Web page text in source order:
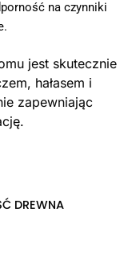
na czynniki
jest skutecznie
hałasem i
zapewniając
DREWNA